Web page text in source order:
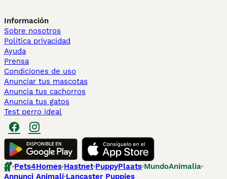
Información
Sobre nosotros
Politica privacidad
Ayuda
Prensa
Condiciones de uso
Anunciar tus mascotas
Anuncia tus cachorros
Anuncia tus gatos
Test perro ideal
Pets4Homes Hastnet PuppyPlaats MundoAnimalia
Annunci Animali Lancaster Puppies